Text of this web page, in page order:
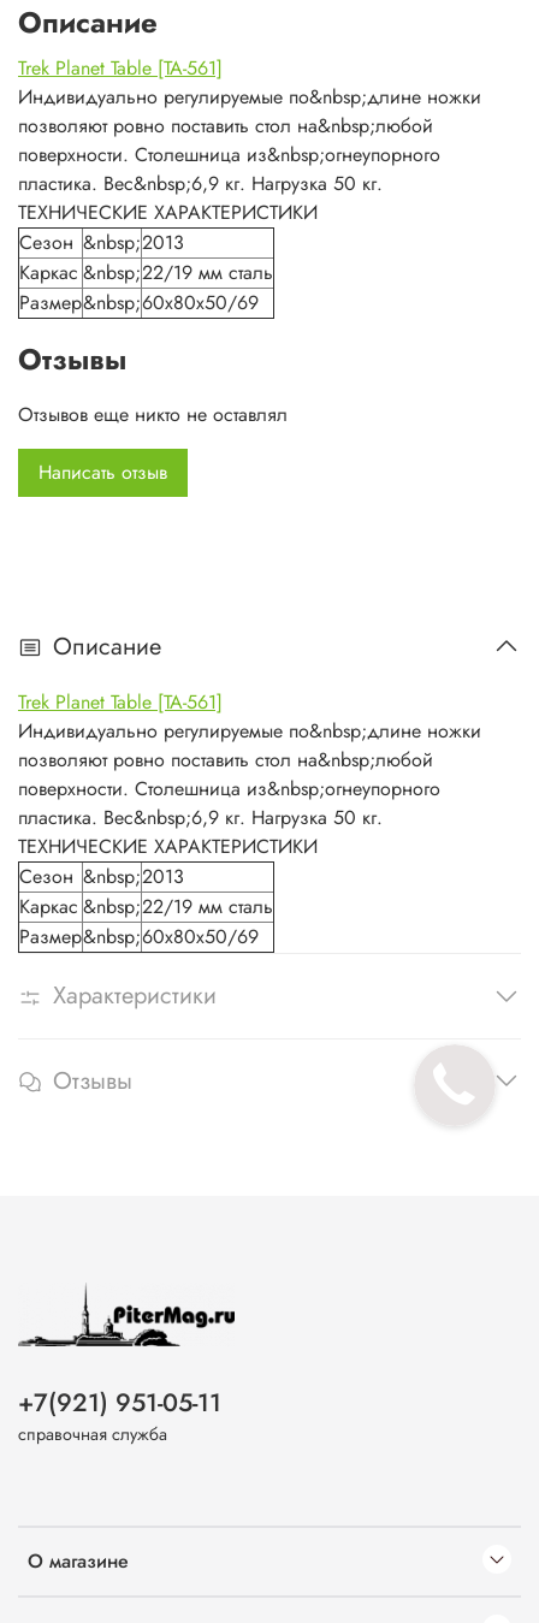
Описание
Trek Planet Table [TA-561]
Индивидуально регулируемые по&nbsp;длине ножки
позволяют ровно поставить стол на&nbsp;любой
поверхности. Столешница из&nbsp;огнеупорного
пластика. Вес&nbsp;6,9 кг. Нагрузка 50 кг.
ТЕХНИЧЕСКИЕ ХАРАКТЕРИСТИКИ
Сезон &nbsp;2013
Каркас &nbsp;22/19 мм сталь
Размер&nbsp;60x80x50/69
Отзывы
Отзывов еще никто не оставлял
Написать отзыв
Описание
Trek Planet Table [TA-561]
Индивидуально регулируемые по&nbsp;длине ножки
позволяют ровно поставить стол на&nbsp;любой
поверхности. Столешница из&nbsp;огнеупорного
пластика. Вес&nbsp;6,9 кг. Нагрузка 50 кг.
ТЕХНИЧЕСКИЕ ХАРАКТЕРИСТИКИ
Сезон &nbsp;2013
Каркас &nbsp;22/19 мм сталь
Размер&nbsp;60x80x50/69
Характеристики
Отзывы
О магазине
+7(921) 951-05-11
справочная служба